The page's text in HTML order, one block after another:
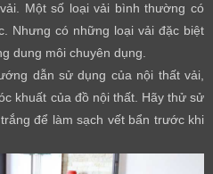
Một số loại vải bình thường có
Nhưng có những loại vải đặc biệt
dung môi chuyên dụng.
dẫn sử dụng của nội thất vải,
khuất của đồ nội thất. Hãy thử sử
để làm sạch vết bẩn trước khi